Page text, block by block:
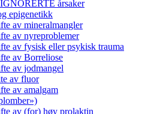
årsaker
epigenetikk
av mineralmangler
av nyreproblemer
av fysisk eller psykisk trauma
av Borreliose
av jodmangel
av fluor
av amalgam
av (for) høy prolaktin